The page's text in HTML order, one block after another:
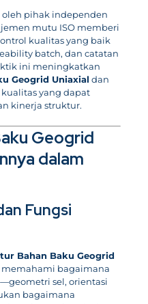
pihak independen
mutu ISO memberi
kualitas yang baik
batch, dan catatan
ini meningkatkan
Geogrid Uniaxial dan
yang dapat
kinerja struktur.
Geogrid
dalam
Fungsi
Bahan Baku Geogrid
bagaimana
sel, orientasi
bagaimana